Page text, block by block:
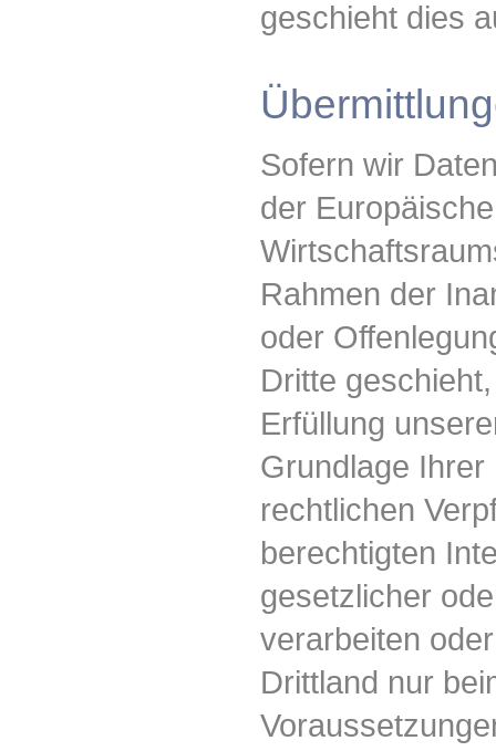
geschieht dies
Sofern wir
der
Rahmen der
oder
Dritte
Erfüllung
Grundlage Ihrer
rechtlichen
berechtigten
gesetzlicher
verarbeiten
Drittland nur